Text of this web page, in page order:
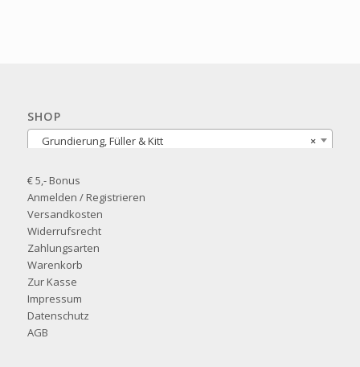
SHOP
×
Grundierung, Füller & Kitt
€ 5,- Bonus
Anmelden / Registrieren
Versandkosten
Widerrufsrecht
Zahlungsarten
Warenkorb
Zur Kasse
Impressum
Datenschutz
AGB